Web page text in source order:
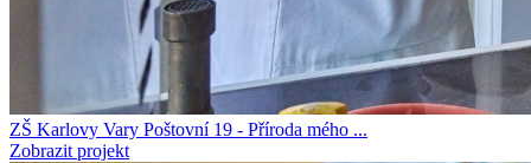
ZŠ Karlovy Vary Poštovní 19 - Příroda mého ...
Zobrazit projekt